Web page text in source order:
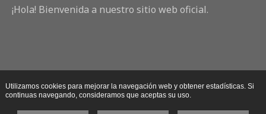
¡Hola! Bienvenida a nuestro sitio web oficial.
Utilizamos cookies para mejorar la navegación web y obtener estadísticas. Si
continuas navegando, consideramos que aceptas su uso.